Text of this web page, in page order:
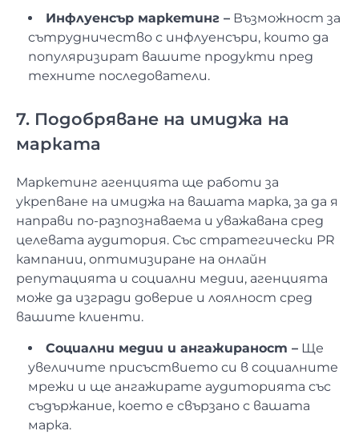
Инфлуенсър маркетинг – Възможност за
сътрудничество с инфлуенсъри, които да
популяризират вашите продукти пред
техните последователи.
7. Подобряване на имиджа на
марката
Маркетинг агенцията ще работи за
укрепване на имиджа на вашата марка, за да я
направи по-разпознаваема и уважавана сред
целевата аудитория. Със стратегически PR
кампании, оптимизиране на онлайн
репутацията и социални медии, агенцията
може да изгради доверие и лоялност сред
вашите клиенти.
Социални медии и ангажираност – Ще
увеличите присъствието си в социалните
мрежи и ще ангажирате аудиторията със
съдържание, което е свързано с вашата
марка.